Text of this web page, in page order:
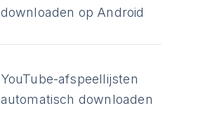
downloaden op Android
YouTube-afspeellijsten
automatisch downloaden